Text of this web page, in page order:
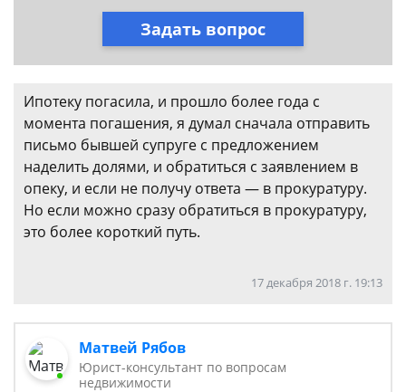
Задать вопрос
Ипотеку погасила, и прошло более года с
момента погашения, я думал сначала отправить
письмо бывшей супруге с предложением
наделить долями, и обратиться с заявлением в
опеку, и если не получу ответа — в прокуратуру.
Но если можно сразу обратиться в прокуратуру,
это более короткий путь.
17 декабря 2018 г. 19:13
Матвей Рябов
Юрист-консультант по вопросам
недвижимости